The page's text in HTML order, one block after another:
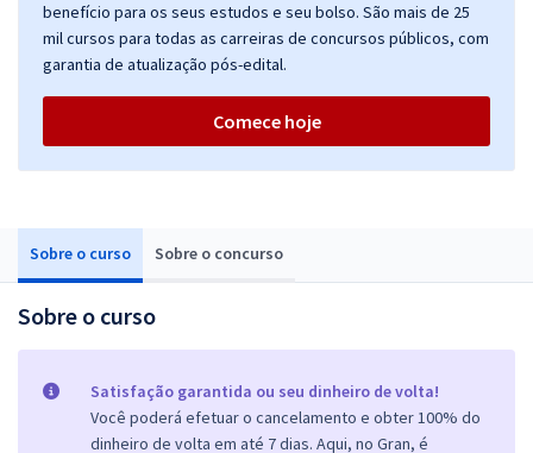
Sobre o curso Sobre o concurso
Sobre o curso
Satisfação garantida ou seu dinheiro de volta!
Você poderá efetuar o cancelamento e obter 100% do
dinheiro de volta em até 7 dias. Aqui, no Gran, é
benefício para os seus estudos e seu bolso. São mais de 25
mil cursos para todas as carreiras de concursos públicos, com
garantia de atualização pós-edital.
Comece hoje